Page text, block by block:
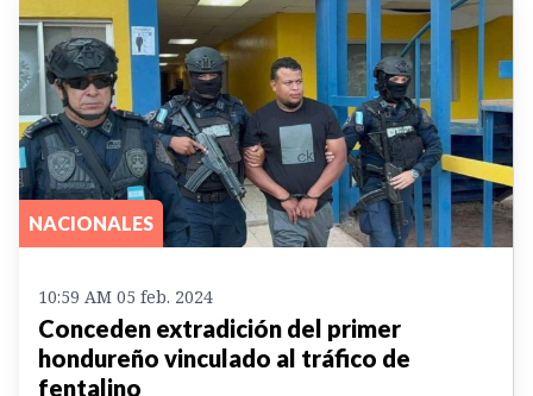
NACIONALES
10:59 AM 05 feb. 2024
Conceden extradición del primer
hondureño vinculado al tráfico de
fentalino